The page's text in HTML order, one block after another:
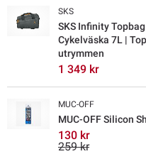
SKS
SKS Infinity
Cykelväska 7L |
utrymmen
1 349 kr
MUC-OFF
MUC-OFF Silicon
130 kr
259 kr